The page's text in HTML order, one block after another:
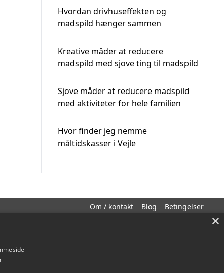
Hvordan drivhuseffekten og
madspild hænger sammen
Kreative måder at reducere
madspild med sjove ting til madspild
Sjove måder at reducere madspild
med aktiviteter for hele familien
Hvor finder jeg nemme
måltidskasser i Vejle
Om / kontakt Blog Betingelser
×